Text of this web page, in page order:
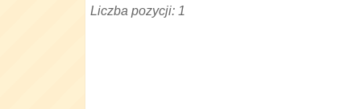
Liczba pozycji: 1